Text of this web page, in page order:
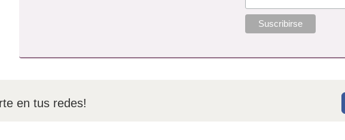
en tus redes!